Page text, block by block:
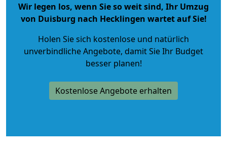
Wir legen los, wenn Sie so weit sind, Ihr Umzug
von Duisburg nach Hecklingen wartet auf Sie!
Holen Sie sich kostenlose und natürlich
unverbindliche Angebote, damit Sie Ihr Budget
besser planen!
Kostenlose Angebote erhalten